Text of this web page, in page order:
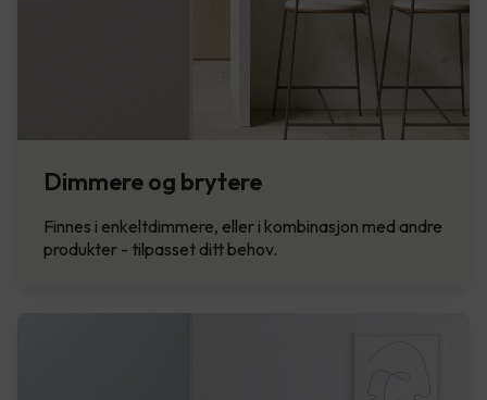
Dimmere og brytere
Finnes i enkeltdimmere, eller i kombinasjon med andre
produkter - tilpasset ditt behov.